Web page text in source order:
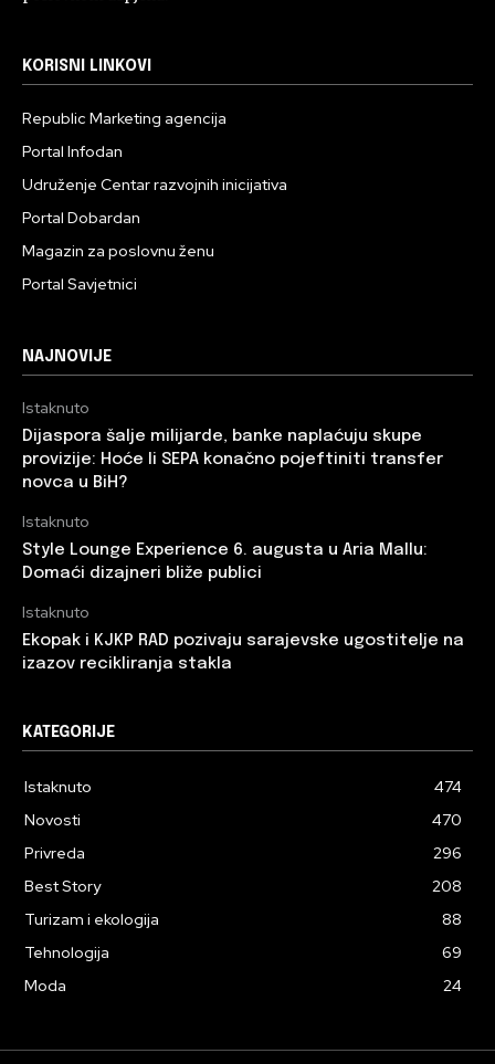
KORISNI LINKOVI
Republic Marketing agencija
Portal Infodan
Udruženje Centar razvojnih inicijativa
Portal Dobardan
Magazin za poslovnu ženu
Portal Savjetnici
NAJNOVIJE
Istaknuto
Dijaspora šalje milijarde, banke naplaćuju skupe
provizije: Hoće li SEPA konačno pojeftiniti transfer
novca u BiH?
Istaknuto
Style Lounge Experience 6. augusta u Aria Mallu:
Domaći dizajneri bliže publici
Istaknuto
Ekopak i KJKP RAD pozivaju sarajevske ugostitelje na
izazov recikliranja stakla
KATEGORIJE
Istaknuto
474
Novosti
470
Privreda
296
Best Story
208
Turizam i ekologija
88
Tehnologija
69
Moda
24